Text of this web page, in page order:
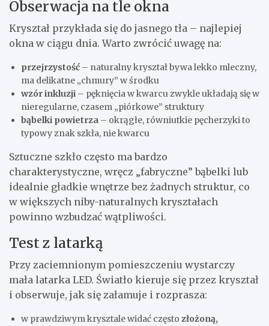
Obserwacja na tle okna
Kryształ przykłada się do jasnego tła – najlepiej
okna w ciągu dnia. Warto zwrócić uwagę na:
przejrzystość – naturalny kryształ bywa lekko mleczny,
ma delikatne „chmury” w środku
wzór inkluzji – pęknięcia w kwarcu zwykle układają się w
nieregularne, czasem „piórkowe” struktury
bąbelki powietrza – okrągłe, równiutkie pęcherzyki to
typowy znak szkła, nie kwarcu
Sztuczne szkło często ma bardzo
charakterystyczne, wręcz „fabryczne” bąbelki lub
idealnie gładkie wnętrze bez żadnych struktur, co
w większych niby-naturalnych kryształach
powinno wzbudzać wątpliwości.
Test z latarką
Przy zaciemnionym pomieszczeniu wystarczy
mała latarka LED. Światło kieruje się przez kryształ
i obserwuje, jak się załamuje i rozprasza:
w prawdziwym krysztale widać często złożoną,